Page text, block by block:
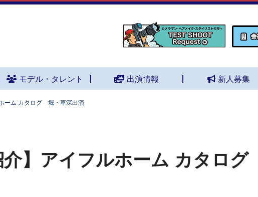
モデル・タレント 出演情報 新人募集
ーム カタログ 堀・草深出演
介】アイフルホーム カタロ